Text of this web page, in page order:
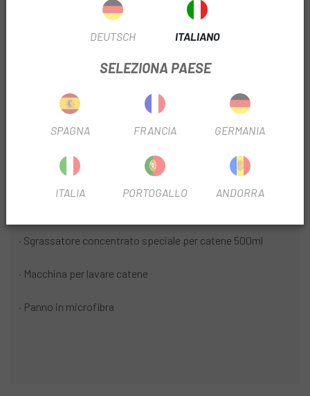
INFORMAZIONI SU CONFEZIONE PULIZIA CATENE
DETTAGLI
· Sgrassatore concentrato speciale per catene 500ml
· Macchina per lavare catene
· Panno in microfibra
DEUTSCH ITALIANO
SELEZIONA PAESE
SPAGNA FRANCIA GERMANIA
ITALIA PORTOGALLO ANDORRA